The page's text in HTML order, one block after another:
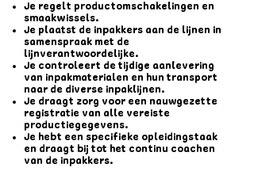
Je regelt productomschakelingen en
smaakwissels.
Je plaatst de inpakkers aan de lijnen in
samenspraak met de
lijnverantwoordelijke.
Je controleert de tijdige aanlevering
van inpakmaterialen en hun transport
naar de diverse inpaklijnen.
Je draagt zorg voor een nauwgezette
registratie van alle vereiste
productiegegevens.
Je hebt een specifieke opleidingstaak
en draagt bij tot het continu coachen
van de inpakkers.